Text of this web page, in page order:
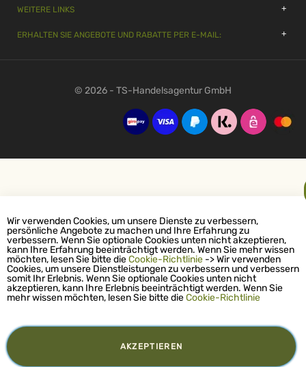
WEITERE LINKS
ERHALTEN SIE ANGEBOTE UND RABATTE PER E-MAIL:
© 2026 - TS-Handelsagentur GmbH
Wir verwenden Cookies, um unsere Dienste zu verbessern,
persönliche Angebote zu machen und Ihre Erfahrung zu
verbessern. Wenn Sie optionale Cookies unten nicht akzeptieren,
kann Ihre Erfahrung beeinträchtigt werden. Wenn Sie mehr wissen
möchten, lesen Sie bitte dieCookie-Richtlinie -> Wir verwenden
Cookies, um unsere Dienstleistungen zu verbessern und verbessern
somit Ihr Erlebnis. Wenn Sie optionale Cookies unten nicht
akzeptieren, kann Ihre Erlebnis beeinträchtigt werden. Wenn Sie
mehr wissen möchten, lesen Sie bitte dieCookie-Richtlinie
AKZEPTIEREN